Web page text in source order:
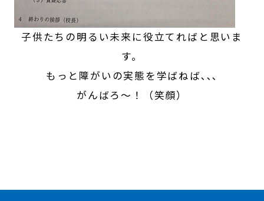
子供たちの明るい未来に役立てればと思いま
す。
もっと障がいの実態を学ばねば､､､
がんばろ～！（笑顔）